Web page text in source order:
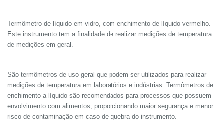
Termômetro de líquido em vidro, com enchimento de líquido vermelho.
Este instrumento tem a finalidade de realizar medições de temperatura
de medições em geral.
São termômetros de uso geral que podem ser utilizados para realizar
medições de temperatura em laboratórios e indústrias. Termômetros de
enchimento a líquido são recomendados para processos que possuem
envolvimento com alimentos, proporcionando maior segurança e menor
risco de contaminação em caso de quebra do instrumento.